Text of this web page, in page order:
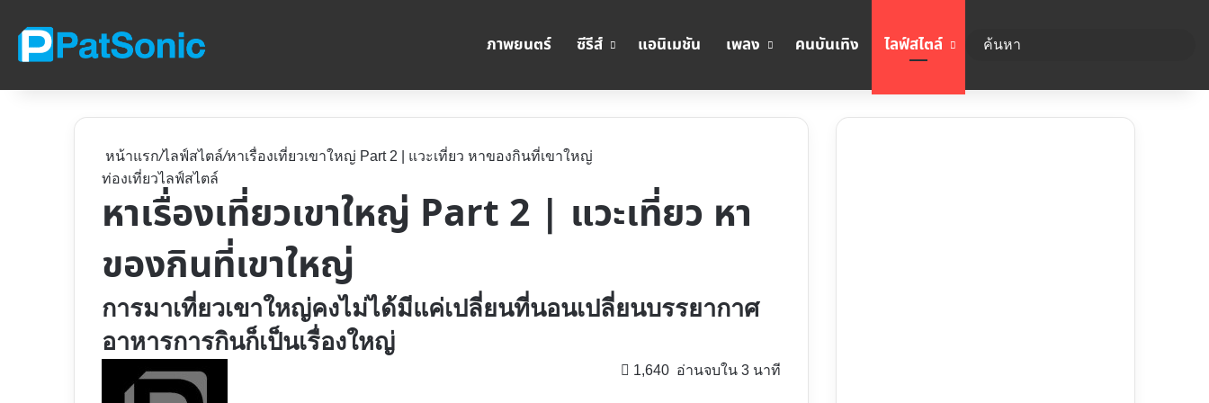
ภาพยนตร์ ซีรีส์ แอนิเมชัน เพลง คนบันเทิง ไลฟ์สไตล์
หน้าแรก/ไลฟ์สไตล์/หาเรื่องเที่ยวเขาใหญ่ Part 2 | แวะเที่ยว หาของกินที่เขาใหญ่
ท่องเที่ยวไลฟ์สไตล์
หาเรื่องเที่ยวเขาใหญ่ Part 2 | แวะเที่ยว หา
ของกินที่เขาใหญ่
การมาเที่ยวเขาใหญ่คงไม่ได้มีแค่เปลี่ยนที่นอนเปลี่ยนบรรยากาศ
อาหารการกินก็เป็นเรื่องใหญ่
1,640 อ่านจบใน 3 นาที